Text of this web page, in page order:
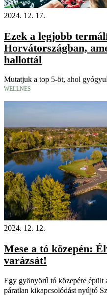
2024. 12. 17.
Ezek a legjobb
Horvátországban,
hallottál
Mutatjuk a top 5-öt, ahol
WELLNES
2024. 12. 12.
Mese a tó közepén:
varázsát!
Egy gyönyörű tó közepére épült
páratlan kikapcsolódást nyújtó